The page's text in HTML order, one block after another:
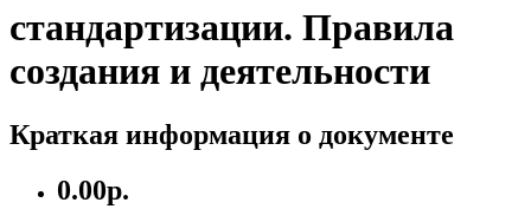
стандартизации. Правила
создания и деятельности
Краткая информация о документе
0.00р.